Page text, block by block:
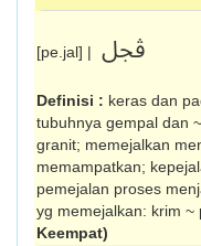
[pe.jal] | ڤجل
Definisi : keras dan
tubuhnya gempal dan
granit; memejalkan
memampatkan;
pemejalan proses
yg memejalkan: krim ~
Keempat)